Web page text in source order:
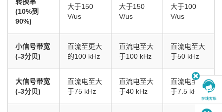
转换率
(10%到
90%)
大于150
V/us
大于150
V/us
大于100
V/us
小信号带宽
(-3分贝)
直流至更大
的100 kHz
直流电至大
于100 kHz
直流电至大
于50 kHz
大信号带宽
(-3分贝)
直流电至大
于75 kHz
直流电至大
于40 kHz
直流电至大
于7.5 kHz